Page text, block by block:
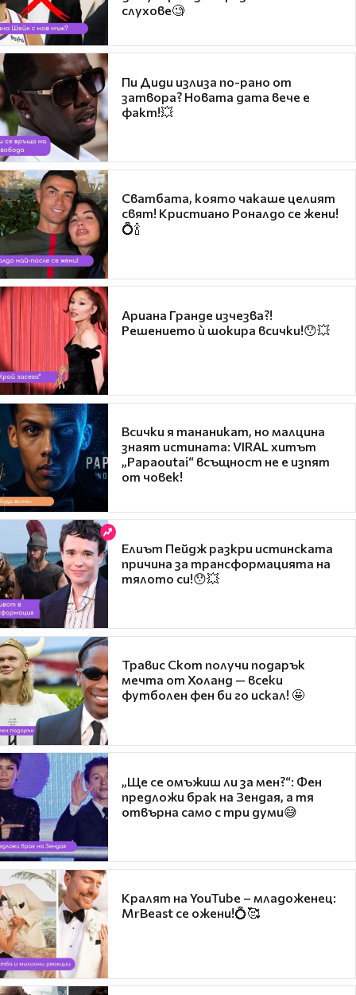
слухове🧐
Пи Диди излиза по-рано от
затвора? Новата дата вече е
факт!💥
Сватбата, която чакаше целият
свят! Кристиано Роналдо се жени!
💍🍾
Ариана Гранде изчезва?!
Решението ѝ шокира всички!😯💥
Всички я тананикат, но малцина
знаят истината: VIRAL хитът
„Papaoutai“ всъщност не е изпят
от човек!
Елиът Пейдж разкри истинската
причина за трансформацията на
тялото си!😯💥
Травис Скот получи подарък
мечта от Холанд — всеки
футболен фен би го искал! 🤩
„Ще се омъжиш ли за мен?“: Фен
предложи брак на Зендая, а тя
отвърна само с три думи😅
Кралят на YouTube – младоженец:
MrBeast се ожени!💍🥰